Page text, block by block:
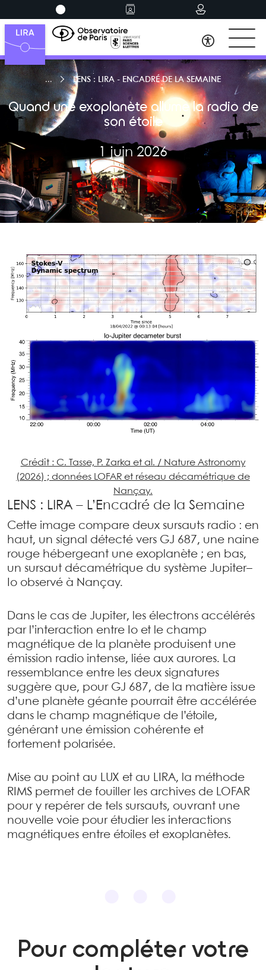
LENS : LIRA - ENCADRÉ DE LA SEMAINE
Quand une exoplanète allume la radio de
son étoile
1 juin 2026
Crédit : C. Tasse, P. Zarka et al. / Nature Astronomy
(2026) ; données LOFAR et réseau décamétrique de
Nançay.
LENS : LIRA – L’Encadré de la Semaine
Cette image compare deux sursauts radio : en
haut, un signal détecté vers GJ 687, une naine
rouge hébergeant une exoplanète ; en bas,
un sursaut décamétrique du système Jupiter–
Io observé à Nançay.
Dans le cas de Jupiter, les électrons accélérés
par l’interaction entre Io et le champ
magnétique de la planète produisent une
émission radio intense, liée aux aurores. La
ressemblance entre les deux signatures
suggère que, pour GJ 687, de la matière issue
d’une planète géante pourrait être accélérée
dans le champ magnétique de l’étoile,
générant une émission cohérente et
fortement polarisée.
Mise au point au LUX et au LIRA, la méthode
RIMS permet de fouiller les archives de LOFAR
pour y repérer de tels sursauts, ouvrant une
nouvelle voie pour étudier les interactions
magnétiques entre étoiles et exoplanètes.
Pour compléter votre